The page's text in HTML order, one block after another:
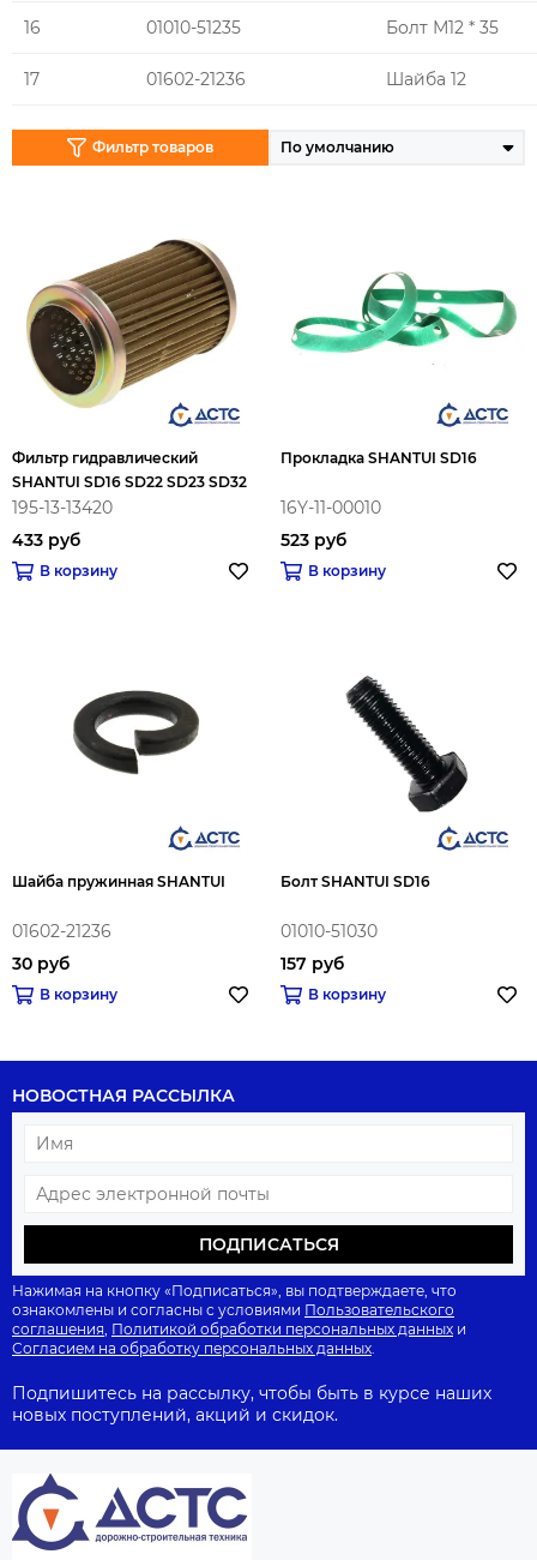
16 01010-51235 Болт М12 * 35
17 01602-21236 Шайба 12
Фильтр товаров
Фильтр гидравлический
SHANTUI SD16 SD22 SD23 SD32
195-13-13420
433 руб
В корзину
Прокладка SHANTUI SD16
16Y-11-00010
523 руб
В корзину
Шайба пружинная SHANTUI
01602-21236
30 руб
В корзину
Болт SHANTUI SD16
01010-51030
157 руб
В корзину
НОВОСТНАЯ РАССЫЛКА
ПОДПИСАТЬСЯ
Нажимая на кнопку «Подписаться», вы подтверждаете, что
ознакомлены и согласны с условиями Пользовательского
соглашения, Политикой обработки персональных данных и
Согласием на обработку персональных данных.
Подпишитесь на рассылку, чтобы быть в курсе наших
новых поступлений, акций и скидок.